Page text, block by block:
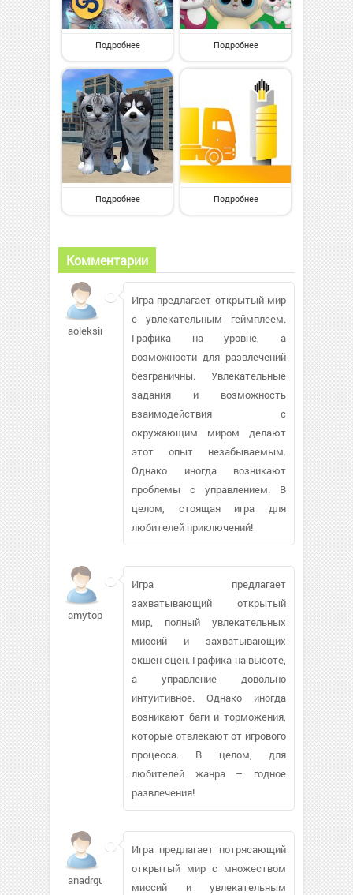
Подробнее Подробнее
Подробнее Подробнее
Комментарии
aoleksin
Игра предлагает открытый мир
с увлекательным геймплеем.
Графика на уровне, а
возможности для развлечений
безграничны. Увлекательные
задания и возможность
взаимодействия с
окружающим миром делают
этот опыт незабываемым.
Однако иногда возникают
проблемы с управлением. В
целом, стоящая игра для
любителей приключений!
amytopaz
Игра предлагает
захватывающий открытый
мир, полный увлекательных
миссий и захватывающих
экшен-сцен. Графика на высоте,
а управление довольно
интуитивное. Однако иногда
возникают баги и торможения,
которые отвлекают от игрового
процесса. В целом, для
любителей жанра – годное
развлечения!
anadrguly893
Игра предлагает потрясающий
открытый мир с множеством
миссий и увлекательным